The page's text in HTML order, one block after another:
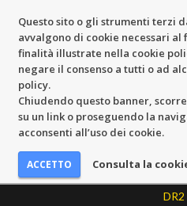
Questo sito o gli strumenti terzi
avvalgono di cookie necessari
finalità illustrate nella cookie
negare il consenso a tutti o ad
policy.
Chiudendo questo banner,
su un link o proseguendo la
acconsenti all’uso dei cookie.
Consulta la
DR2